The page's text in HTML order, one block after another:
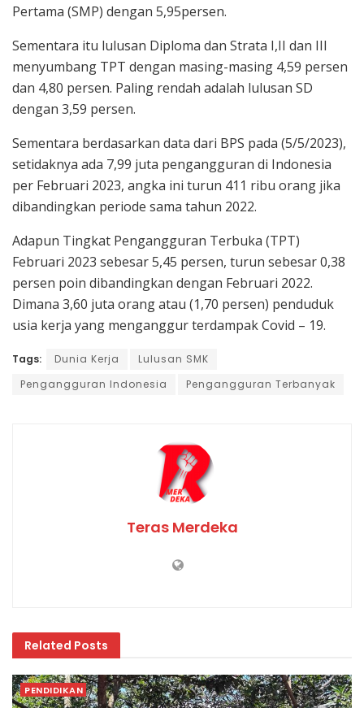
Pertama (SMP) dengan 5,95persen.
Sementara itu lulusan Diploma dan Strata I,II dan III
menyumbang TPT dengan masing-masing 4,59 persen
dan 4,80 persen. Paling rendah adalah lulusan SD
dengan 3,59 persen.
Sementara berdasarkan data dari BPS pada (5/5/2023),
setidaknya ada 7,99 juta pengangguran di Indonesia
per Februari 2023, angka ini turun 411 ribu orang jika
dibandingkan periode sama tahun 2022.
Adapun Tingkat Pengangguran Terbuka (TPT)
Februari 2023 sebesar 5,45 persen, turun sebesar 0,38
persen poin dibandingkan dengan Februari 2022.
Dimana 3,60 juta orang atau (1,70 persen) penduduk
usia kerja yang menganggur terdampak Covid – 19.
Tags: Dunia Kerja
Lulusan SMK
Pengangguran Indonesia
Pengangguran Terbanyak
Teras Merdeka
Related Posts
PENDIDIKAN